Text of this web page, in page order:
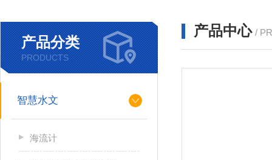
产品分类
PRODUCTS
智慧水文
海流计
产品中心 /